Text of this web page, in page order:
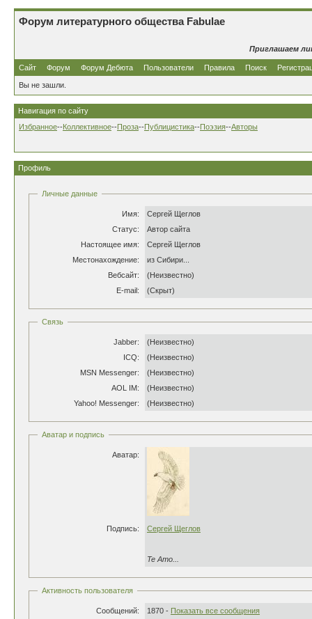
Форум литературного общества Fabulae
Приглашаем
Сайт Форум Форум Дебюта Пользователи Правила Поиск
Вы не зашли.
Навигация по сайту
Избранное--Коллективное--Проза--Публицистика--Поэзия--Авторы
Профиль
Личные данные
Имя:
Сергей Щеглов
Статус:
Автор сайта
Настоящее имя:
Сергей Щеглов
Местонахождение:
из Сибири...
Вебсайт:
(Неизвестно)
E-mail:
(Скрыт)
Связь
Jabber:
(Неизвестно)
ICQ:
(Неизвестно)
MSN Messenger:
(Неизвестно)
AOL IM:
(Неизвестно)
Yahoo! Messenger:
(Неизвестно)
Аватар и подпись
Аватар:
Подпись: Сергей Щеглов
Te Amo...
Активность пользователя
Сообщений: 1870 - Показать все сообщения